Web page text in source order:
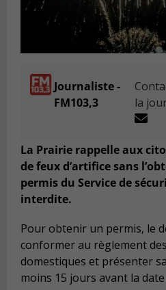
Journaliste -
FM103,3
la
La Prairie rappelle aux
de feux d’artifice sans
permis du Service de
interdite.
Pour obtenir un permis, le
conformer au règlement
domestiques et présenter
moins 15 jours avant la